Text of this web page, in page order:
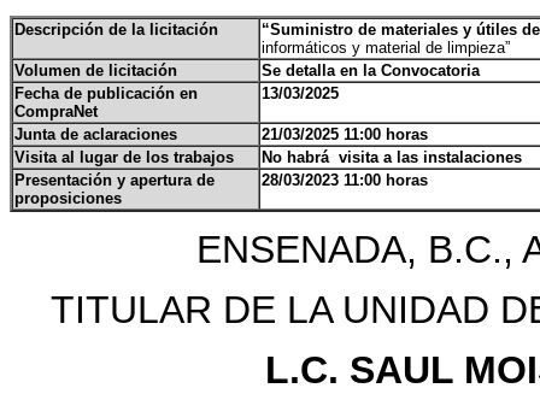
Descripción de la licitación
“Suministro de materiales y útiles
informáticos y material de limpieza”
Volumen de licitación
Se detalla en la Convocatoria
Fecha de publicación en
CompraNet
13/03/2025
Junta de aclaraciones
21/03/2025 11:00 horas
Visita al lugar de los trabajos
No habrá visita a las instalaciones
Presentación y apertura de
proposiciones
28/03/2023 11:00 horas
ENSENADA, B.C.,
TITULAR DE LA UNIDAD
L.C. SAUL